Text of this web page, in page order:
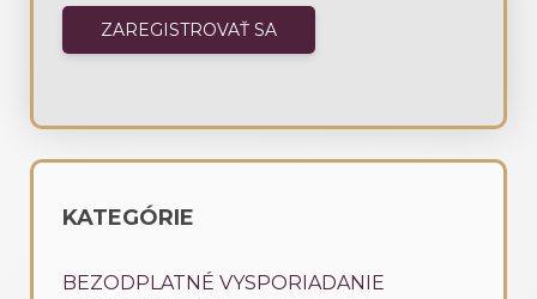
KATEGÓRIE
BEZODPLATNÉ VYSPORIADANIE